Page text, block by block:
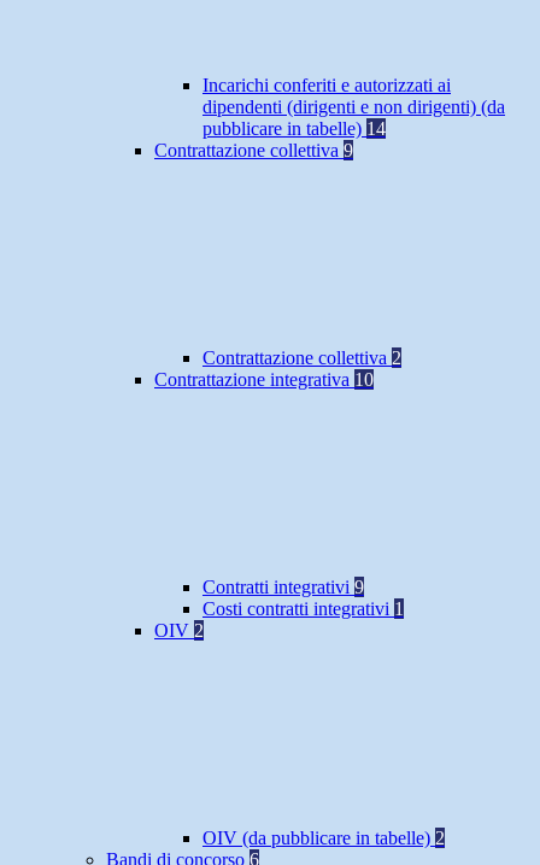
Incarichi conferiti e autorizzati ai
dipendenti (dirigenti e non dirigenti) (da
pubblicare in tabelle) 14
Contrattazione collettiva 9
Contrattazione collettiva 2
Contrattazione integrativa 10
Contratti integrativi 9
Costi contratti integrativi 1
OIV 2
OIV (da pubblicare in tabelle) 2
Bandi di concorso 6